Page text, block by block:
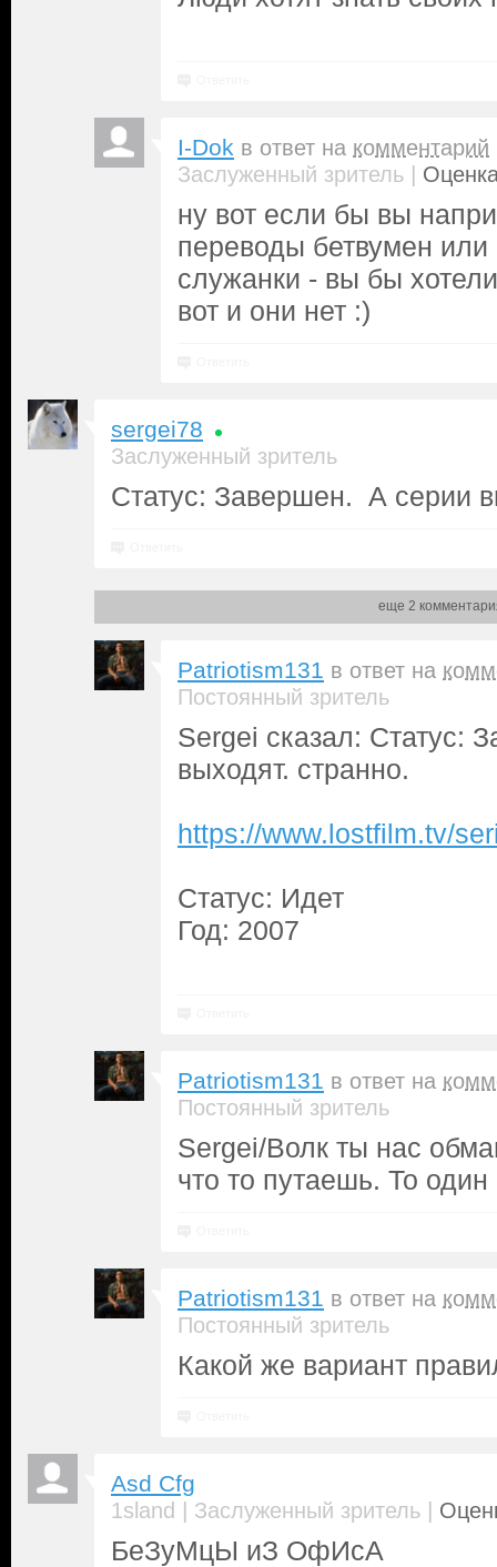
I-Dok в ответ на комментарий
Заслуженный зритель |
ну вот если бы вы
переводы бетвумен или
служанки - вы бы
вот и они нет :)
sergei78
Заслуженный зритель
Статус: Завершен. А серии
еще 2
Patriotism131 в ответ на
Постоянный зритель
Sergei сказал: Статус:
выходят. странно.
https://www.lostfilm.tv/
Статус: Идет
Год: 2007
Patriotism131 в ответ на
Постоянный зритель
Sergei/Волк ты нас
что то путаешь. То один
Patriotism131 в ответ на
Постоянный зритель
Какой же вариант
Asd Cfg
1sland | Заслуженный зритель |
БеЗуМцЫ иЗ ОфИсА